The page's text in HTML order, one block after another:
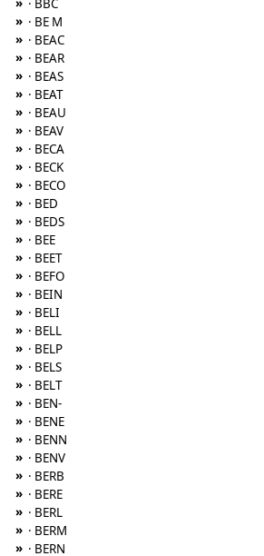
· BBC
» · BE M
» · BEAC
» · BEAR
» · BEAS
» · BEAT
» · BEAU
» · BEAV
» · BECA
» · BECK
» · BECO
» · BED
» · BEDS
» · BEE
» · BEET
» · BEFO
» · BEIN
» · BELI
» · BELL
» · BELP
» · BELS
» · BELT
» · BEN-
» · BENE
» · BENN
» · BENV
» · BERB
» · BERE
» · BERL
» · BERM
» · BERN